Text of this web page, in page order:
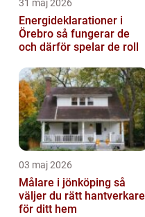
31 maj 2026
Energideklarationer i
Örebro så fungerar de
och därför spelar de roll
03 maj 2026
Målare i jönköping så
väljer du rätt hantverkare
för ditt hem